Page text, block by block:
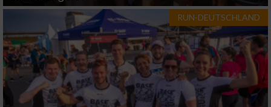
RUN-DEUTSCHLAND